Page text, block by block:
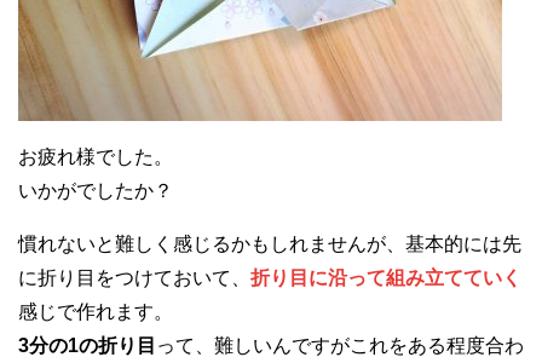
お疲れ様でした。
いかがでしたか？
慣れないと難しく感じるかもしれませんが、基本的には先
に折り目をつけておいて、 折り目に沿って組み立てていく
感じで作れます。
3分の1の折り目 って、難しいんですがこれをある程度合わ